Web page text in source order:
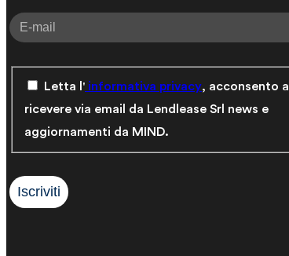
Letta l' informativa privacy, acconsento a
ricevere via email da Lendlease Srl news e
aggiornamenti da MIND.